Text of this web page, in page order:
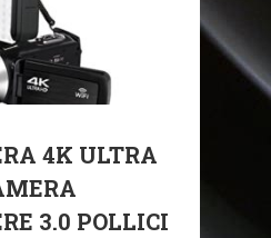
4K ULTRA
3.0 POLLICI